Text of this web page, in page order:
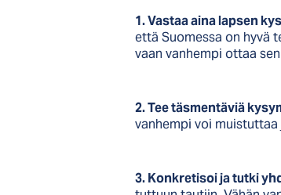
1. Vastaa aina lapsen
että Suomessa on hyvä
vaan vanhempi ottaa
2. Tee täsmentäviä
vanhempi voi
3. Konkretisoi ja tutki